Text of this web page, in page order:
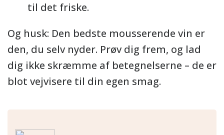
til det friske.
Og husk: Den bedste mousserende vin er
den, du selv nyder. Prøv dig frem, og lad
dig ikke skræmme af betegnelserne – de er
blot vejvisere til din egen smag.